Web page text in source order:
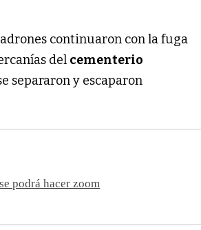
continuaron con la fuga
del cementerio
separaron y escaparon
podrá hacer zoom